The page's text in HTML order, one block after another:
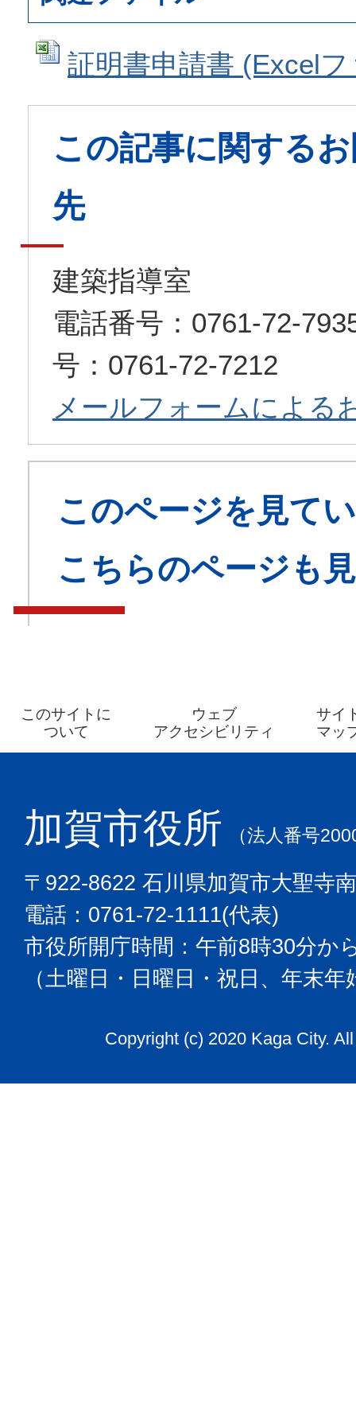
証明書申請書 (Excel
この記事に関する
先
建築指導室
電話番号：0761-72-
号：0761-72-7212
メールフォームによる
このページを見て
こちらのページも
このサイトに
ついて
ウェブ
アクセシビリティ
サイ
マッ
加賀市役所 （法人番号
〒922-8622 石川県加賀市大聖寺
電話：0761-72-1111(代表)
市役所開庁時間：午前8時30分か
（土曜日・日曜日・祝日、年末
Copyright (c) 2020 Kaga City.